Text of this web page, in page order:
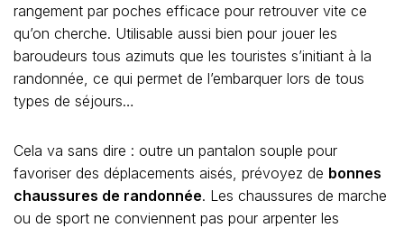
rangement par poches efficace pour retrouver vite ce
qu’on cherche. Utilisable aussi bien pour jouer les
baroudeurs tous azimuts que les touristes s’initiant à la
randonnée, ce qui permet de l’embarquer lors de tous
types de séjours…
Cela va sans dire : outre un pantalon souple pour
favoriser des déplacements aisés, prévoyez de bonnes
chaussures de randonnée. Les chaussures de marche
ou de sport ne conviennent pas pour arpenter les